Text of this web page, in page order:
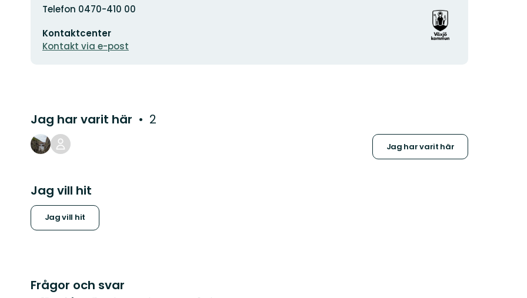
Adress
Telefon 0470-410 00
postadress
Kontaktcenter
Kontakt via e-post
Organisationens
logotyp
Jag har varit här 2
Jag har varit här
Jag vill hit
Jag vill hit
Frågor och svar